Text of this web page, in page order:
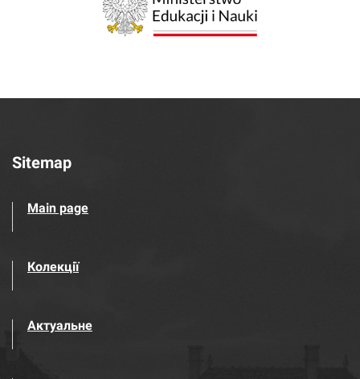
Sitemap
Main page
Колекції
Актуальне